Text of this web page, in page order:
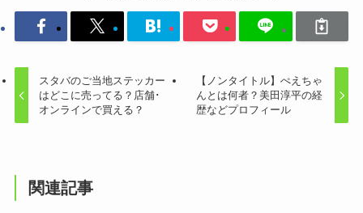
スタバのご当地ステッカー
はどこに売ってる？店舗･
オンラインで買える？
【ノンタイトル】ぺえちゃ
んとは何者？美田淳平の経
歴などプロフィール
関連記事